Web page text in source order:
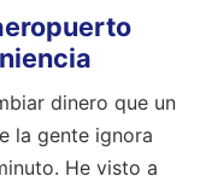
dinero que un
la gente ignora
He visto a